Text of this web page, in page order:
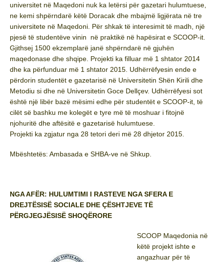
universitet në Maqedoni nuk ka letërsi për gazetari hulumtuese,
ne kemi shpërndarë këtë Doracak dhe mbajmë ligjërata në tre
universitete në Maqedoni. Për shkak të interesimit të madh, një
pjesë të studentëve vinin në praktikë në hapësirat e SCOOP-it.
Gjithsej 1500 ekzemplarë janë shpërndarë në gjuhën
maqedonase dhe shqipe. Projekti ka filluar më 1 shtator 2014
dhe ka përfunduar më 1 shtator 2015. Udhërrëfyesin ende e
përdorin studentët e gazetarisë në Universitetin Shën Kirili dhe
Metodiu si dhe në Universitetin Goce Dellçev. Udhërrëfyesi sot
është një libër bazë mësimi edhe për studentët e SCOOP-it, të
cilët së bashku me kolegët e tyre më të moshuar i fitojnë
njohuritë dhe aftësitë e gazetarisë hulumtuese.
Projekti ka zgjatur nga 28 tetori deri më 28 dhjetor 2015.
Mbështetës: Ambasada e SHBA-ve në Shkup.
NGA AFËR: HULUMTIMI I RASTEVE NGA SFERA E
DREJTËSISË SOCIALE DHE ÇËSHTJEVE TË
PËRGJEGJËSISË SHOQËRORE
SCOOP Maqedonia në
këtë projekt ishte e
angazhuar për të